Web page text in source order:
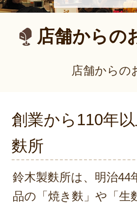
店舗からの
店舗からの
創業から110年
麩所
鈴木製麩所は、明治44
品の「焼き麩」や「生